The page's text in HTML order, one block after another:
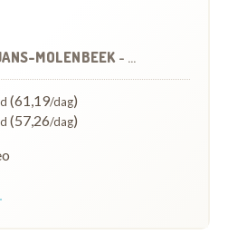
MOLENBEEK -
(61,19/dag)
(57,26/dag)